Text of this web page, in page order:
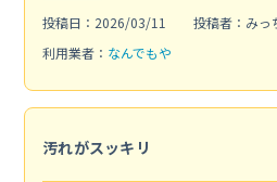
投稿日：2026/03/11
投稿者：みっ
利用業者： なんでもや
汚れがスッキリ